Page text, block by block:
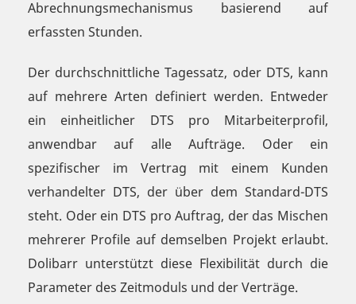
Abrechnungsmechanismus basierend auf
erfassten Stunden.
Der durchschnittliche Tagessatz, oder DTS, kann
auf mehrere Arten definiert werden. Entweder
ein einheitlicher DTS pro Mitarbeiterprofil,
anwendbar auf alle Aufträge. Oder ein
spezifischer im Vertrag mit einem Kunden
verhandelter DTS, der über dem Standard-DTS
steht. Oder ein DTS pro Auftrag, der das Mischen
mehrerer Profile auf demselben Projekt erlaubt.
Dolibarr unterstützt diese Flexibilität durch die
Parameter des Zeitmoduls und der Verträge.